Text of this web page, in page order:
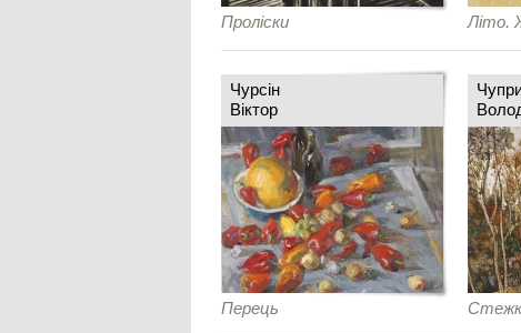
Проліски Літо.
Чурсін
Віктор
Перець